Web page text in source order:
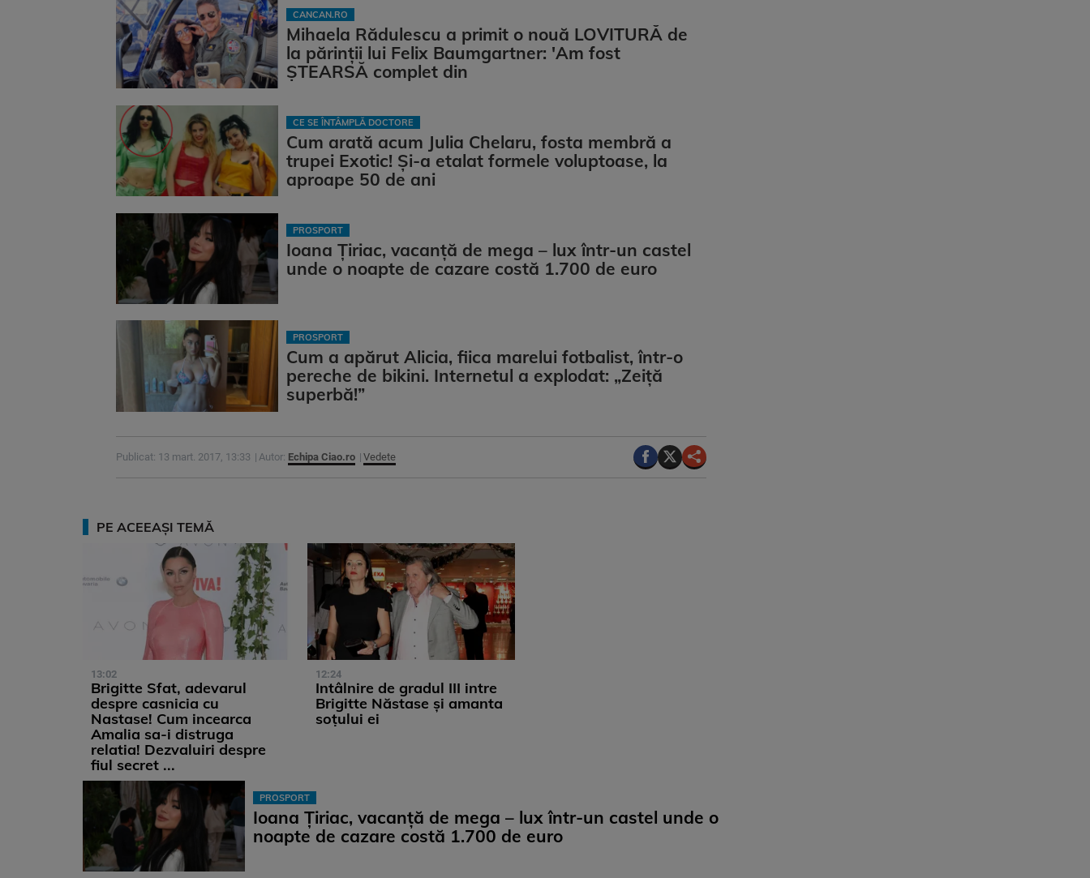
CANCAN.RO
Mihaela Rădulescu a primit o nouă LOVITURĂ de
la părinții lui Felix Baumgartner: 'Am fost
ȘTEARSĂ complet din
CE SE ÎNTÂMPLĂ DOCTORE
Cum arată acum Julia Chelaru, fosta membră a
trupei Exotic! Și-a etalat formele voluptoase, la
aproape 50 de ani
PROSPORT
Ioana Țiriac, vacanță de mega – lux într-un castel
unde o noapte de cazare costă 1.700 de euro
PROSPORT
Cum a apărut Alicia, fiica marelui fotbalist, într-o
pereche de bikini. Internetul a explodat: „Zeiță
superbă!”
Publicat: 13 mart. 2017, 13:33 Autor: Echipa Ciao.ro Vedete
PE ACEEAȘI TEMĂ
13:02
Brigitte Sfat, adevarul
despre casnicia cu
Nastase! Cum incearca
Amalia sa-i distruga
relatia! Dezvaluiri despre
fiul secret ...
12:24
Intâlnire de gradul III intre
Brigitte Năstase și amanta
soțului ei
PROSPORT
Ioana Țiriac, vacanță de mega – lux într-un castel unde o
noapte de cazare costă 1.700 de euro